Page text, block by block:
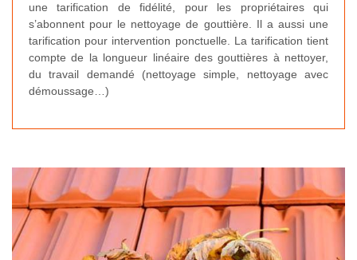
une tarification de fidélité, pour les propriétaires qui
s’abonnent pour le nettoyage de gouttière. Il a aussi une
tarification pour intervention ponctuelle. La tarification tient
compte de la longueur linéaire des gouttières à nettoyer,
du travail demandé (nettoyage simple, nettoyage avec
démoussage…)